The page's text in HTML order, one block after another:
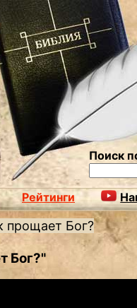
Поиск
Рейтинги
прощает Бог?
Бог?"